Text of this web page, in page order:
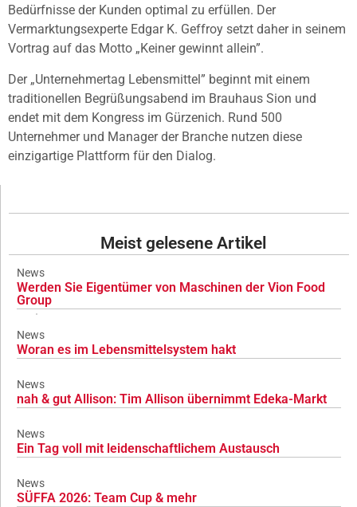
Bedürfnisse der Kunden optimal zu erfüllen. Der
Vermarktungsexperte Edgar K. Geffroy setzt daher in seinem
Vortrag auf das Motto „Keiner gewinnt allein”.
Der „Unternehmertag Lebensmittel” beginnt mit einem
traditionellen Begrüßungsabend im Brauhaus Sion und
endet mit dem Kongress im Gürzenich. Rund 500
Unternehmer und Manager der Branche nutzen diese
einzigartige Plattform für den Dialog.
Meist gelesene Artikel
News
Werden Sie Eigentümer von Maschinen der Vion Food
Group
News
Woran es im Lebensmittelsystem hakt
News
nah & gut Allison: Tim Allison übernimmt Edeka-Markt
News
Ein Tag voll mit leidenschaftlichem Austausch
News
SÜFFA 2026: Team Cup & mehr